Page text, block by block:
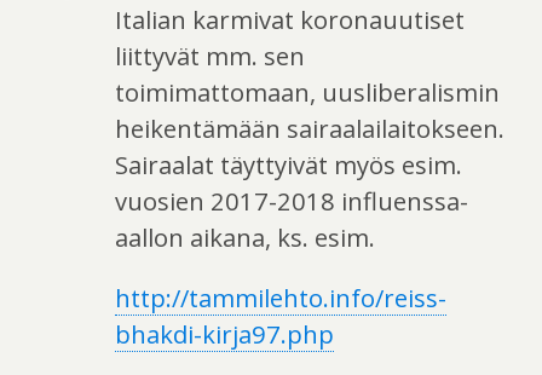
Italian karmivat koronauutiset
liittyvät mm. sen
toimimattomaan, uusliberalismin
heikentämään sairaalailaitokseen.
Sairaalat täyttyivät myös esim.
vuosien 2017-2018 influenssa-
aallon aikana, ks. esim.
http://tammilehto.info/reiss-
bhakdi-kirja97.php